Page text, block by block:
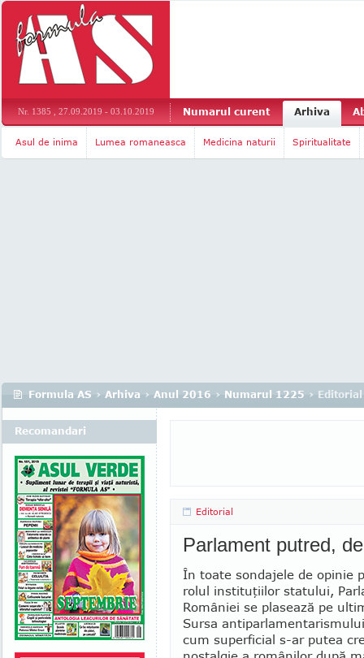
Nr. 1385 , 27.09.2019 - 03.10.2019 Numarul curent Arhiva
Asul de inima Lumea romaneasca Medicina naturii Spiritualitate
Formula AS › Arhiva › Anul 2016 › Numarul 1225 › Editorial
Editorial
Parlament putred,
În toate sondajele de opinie
rolul institu­ţiilor statului,
României se plasează pe
Sursa
cum superficial s-ar putea
Recomandari